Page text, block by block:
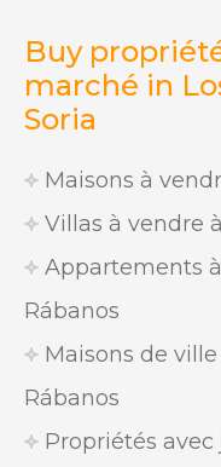
Buy
marché in
Soria
Maisons à
Villas à vendre
Appartements
Rábanos
Maisons de
Rábanos
Propriétés avec